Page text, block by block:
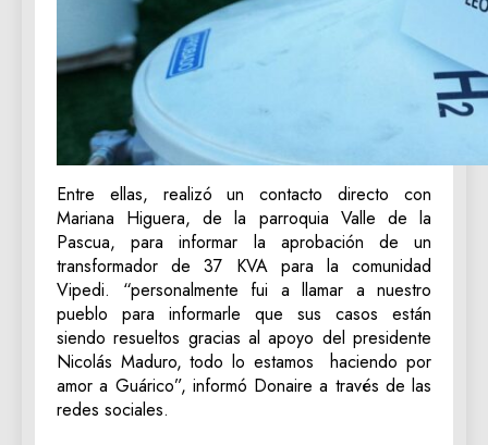
Entre ellas, realizó un contacto directo con
Mariana Higuera, de la parroquia Valle de la
Pascua, para informar la aprobación de un
transformador de 37 KVA para la comunidad
Vipedi. “personalmente fui a llamar a nuestro
pueblo para informarle que sus casos están
siendo resueltos gracias al apoyo del presidente
Nicolás Maduro, todo lo estamos haciendo por
amor a Guárico”, informó Donaire a través de las
redes sociales.